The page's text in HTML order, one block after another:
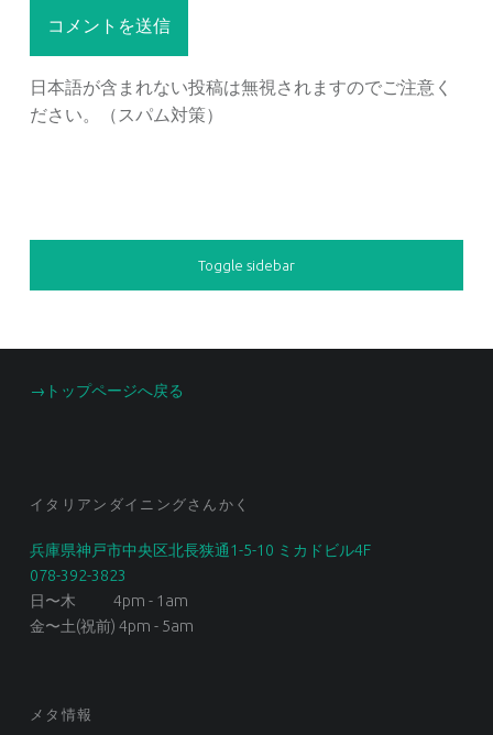
日本語が含まれない投稿は無視されますのでご注意く
ださい。（スパム対策）
SIDEBAR
Toggle sidebar
FOOTER SIDEBAR
→トップページへ戻る
イタリアンダイニングさんかく
兵庫県神戸市中央区北長狭通1-5-10 ミカドビル4F
078-392-3823
日〜木 4pm - 1am
金〜土(祝前) 4pm - 5am
メタ情報